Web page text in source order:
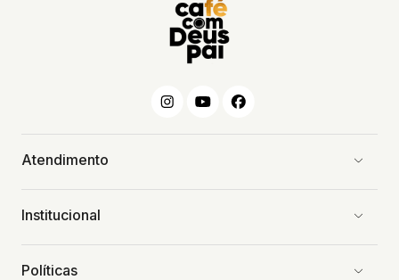
Atendimento
Institucional
Políticas